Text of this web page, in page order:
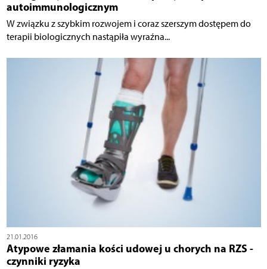
autoimmunologicznym
W związku z szybkim rozwojem i coraz szerszym dostępem do
terapii biologicznych nastąpiła wyraźna...
21.01.2016
Atypowe złamania kości udowej u chorych na RZS -
czynniki ryzyka